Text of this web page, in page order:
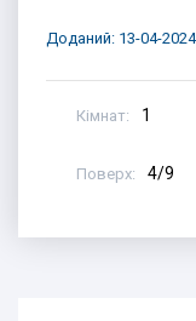
Доданий: 13-04-2024
Кімнат: 1
Поверх: 4/9